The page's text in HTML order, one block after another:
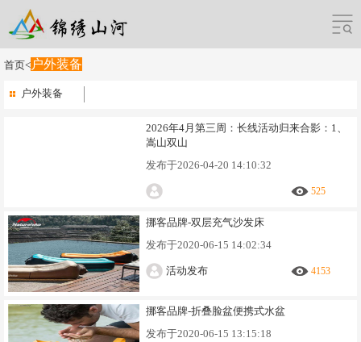
首页< 户外装备
户外装备
2026年4月第三周：长线活动归来合影：1、
嵩山双山
发布于2026-04-20 14:10:32
525
挪客品牌-双层充气沙发床
发布于2020-06-15 14:02:34
活动发布 4153
挪客品牌-折叠脸盆便携式水盆
发布于2020-06-15 13:15:18